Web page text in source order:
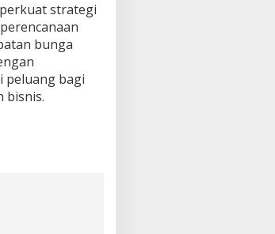
strategi
bunga
peluang bagi
bisnis.